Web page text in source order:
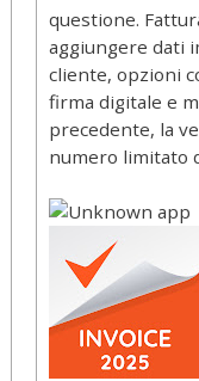
questione.
aggiungere dati
cliente, opzioni
firma digitale e
precedente, la
numero limitato